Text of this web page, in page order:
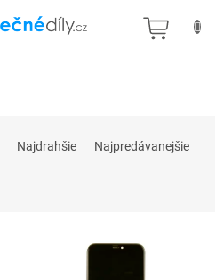
Najdrahšie Najpredávanejšie